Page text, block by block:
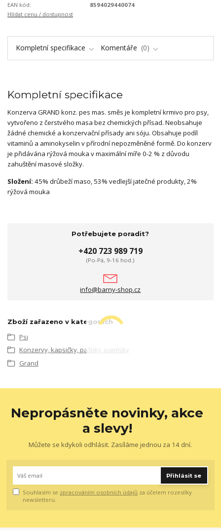
EAN kód:
8594029440074
Hlídat cenu / dostupnost
Kompletní specifikace Komentáře 0
Kompletní specifikace
Konzerva GRAND konz. pes mas. směs je kompletní krmivo pro psy,
vytvořeno z čerstvého masa bez chemických přísad. Neobsahuje
žádné chemické a konzervační přísady ani sóju. Obsahuje podíl
vitaminů a aminokyselin v přírodní nepozměněné formě. Do konzerv
je přidávána rýžová mouka v maximální míře 0-2 % z důvodu
zahuštění masové složky.
Složení: 45% drůbeží maso, 53% vedlejší jatečné produkty, 2%
rýžová mouka
Potřebujete poradit?
+420 723 989 719
(Po-Pá, 9-16 hod.)
info@barny-shop.cz
Zboží zařazeno v kategoriích
Psi
Konzervy, kapsičky, paštiky, pamlsky
Grand
Nepropásněte novinky, akce
a slevy!
Můžete se kdykoli odhlásit. Zasíláme jednou za 14 dní.
Přihlásit se
Souhlasím se zpracováním osobních údajů za účelem rozesílky
newsletteru.